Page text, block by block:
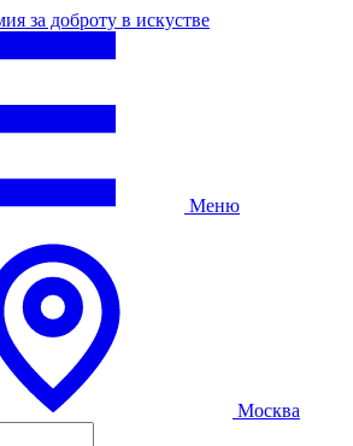
за доброту в искустве
Меню
Москва